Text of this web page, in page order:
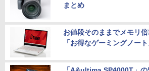
まとめ
お値段そのままでメモリ
「お得なゲーミングノート